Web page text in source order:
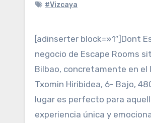
#Vizcaya
[adinserter block=»1″]Dont
negocio de Escape Rooms
Bilbao, concretamente en el
Txomin Hiribidea, 6- Bajo,
lugar es perfecto para
experiencia única y